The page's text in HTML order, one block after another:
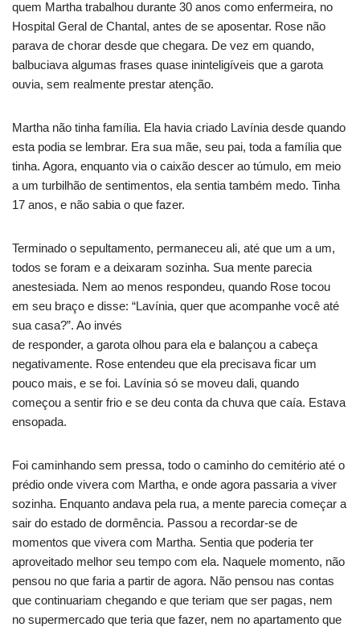
quem Martha trabalhou durante 30 anos como enfermeira, no
Hospital Geral de Chantal, antes de se aposentar. Rose não
parava de chorar desde que chegara. De vez em quando,
balbuciava algumas frases quase ininteligíveis que a garota
ouvia, sem realmente prestar atenção.
Martha não tinha família. Ela havia criado Lavínia desde quando
esta podia se lembrar. Era sua mãe, seu pai, toda a família que
tinha. Agora, enquanto via o caixão descer ao túmulo, em meio
a um turbilhão de sentimentos, ela sentia também medo. Tinha
17 anos, e não sabia o que fazer.
Terminado o sepultamento, permaneceu ali, até que um a um,
todos se foram e a deixaram sozinha. Sua mente parecia
anestesiada. Nem ao menos respondeu, quando Rose tocou
em seu braço e disse: “Lavínia, quer que acompanhe você até
sua casa?”. Ao invés
de responder, a garota olhou para ela e balançou a cabeça
negativamente. Rose entendeu que ela precisava ficar um
pouco mais, e se foi. Lavínia só se moveu dali, quando
começou a sentir frio e se deu conta da chuva que caía. Estava
ensopada.
Foi caminhando sem pressa, todo o caminho do cemitério até o
prédio onde vivera com Martha, e onde agora passaria a viver
sozinha. Enquanto andava pela rua, a mente parecia começar a
sair do estado de dormência. Passou a recordar-se de
momentos que vivera com Martha. Sentia que poderia ter
aproveitado melhor seu tempo com ela. Naquele momento, não
pensou no que faria a partir de agora. Não pensou nas contas
que continuariam chegando e que teriam que ser pagas, nem
no supermercado que teria que fazer, nem no apartamento que